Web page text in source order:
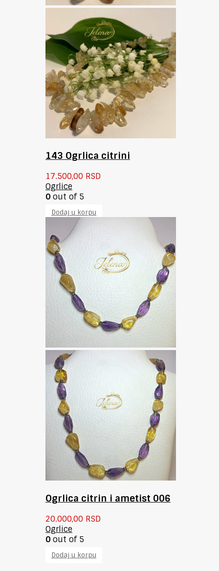
143 Ogrlica citrini
17.500,00 RSD
Ogrlice
0 out of 5
Dodaj u korpu
Ogrlica citrin i ametist 006
20.000,00 RSD
Ogrlice
0 out of 5
Dodaj u korpu